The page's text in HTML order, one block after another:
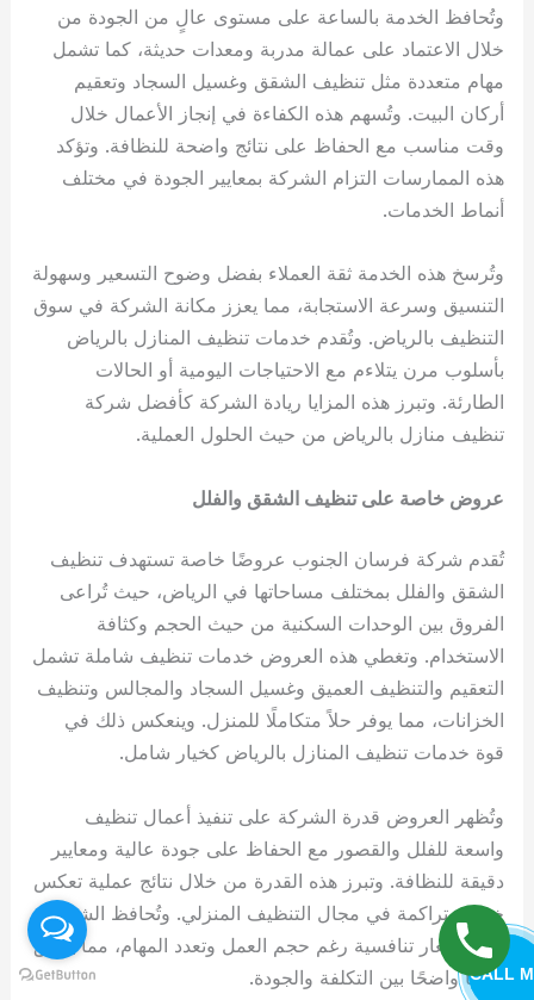
وتُحافظ الخدمة بالساعة على مستوى عالٍ من الجودة من
خلال الاعتماد على عمالة مدربة ومعدات حديثة، كما تشمل
مهام متعددة مثل تنظيف الشقق وغسيل السجاد وتعقيم
أركان البيت. وتُسهم هذه الكفاءة في إنجاز الأعمال خلال
وقت مناسب مع الحفاظ على نتائج واضحة للنظافة. وتؤكد
هذه الممارسات التزام الشركة بمعايير الجودة في مختلف
أنماط الخدمات.
وتُرسخ هذه الخدمة ثقة العملاء بفضل وضوح التسعير وسهولة
التنسيق وسرعة الاستجابة، مما يعزز مكانة الشركة في سوق
التنظيف بالرياض. وتُقدم خدمات تنظيف المنازل بالرياض
بأسلوب مرن يتلاءم مع الاحتياجات اليومية أو الحالات
الطارئة. وتبرز هذه المزايا ريادة الشركة كأفضل شركة
تنظيف منازل بالرياض من حيث الحلول العملية.
عروض خاصة على تنظيف الشقق والفلل
تُقدم شركة فرسان الجنوب عروضًا خاصة تستهدف تنظيف
الشقق والفلل بمختلف مساحاتها في الرياض، حيث تُراعى
الفروق بين الوحدات السكنية من حيث الحجم وكثافة
الاستخدام. وتغطي هذه العروض خدمات تنظيف شاملة تشمل
التعقيم والتنظيف العميق وغسيل السجاد والمجالس وتنظيف
الخزانات، مما يوفر حلاً متكاملًا للمنزل. وينعكس ذلك في
قوة خدمات تنظيف المنازل بالرياض كخيار شامل.
وتُظهر العروض قدرة الشركة على تنفيذ أعمال تنظيف
واسعة للفلل والقصور مع الحفاظ على جودة عالية ومعايير
دقيقة للنظافة. وتبرز هذه القدرة من خلال نتائج عملية تعكس
خبرة متراكمة في مجال التنظيف المنزلي. وتُحافظ الشركة
على أسعار تنافسية رغم حجم العمل وتعدد المهام، مما يحقق
توازنًا واضحًا بين التكلفة والجودة.
CALL